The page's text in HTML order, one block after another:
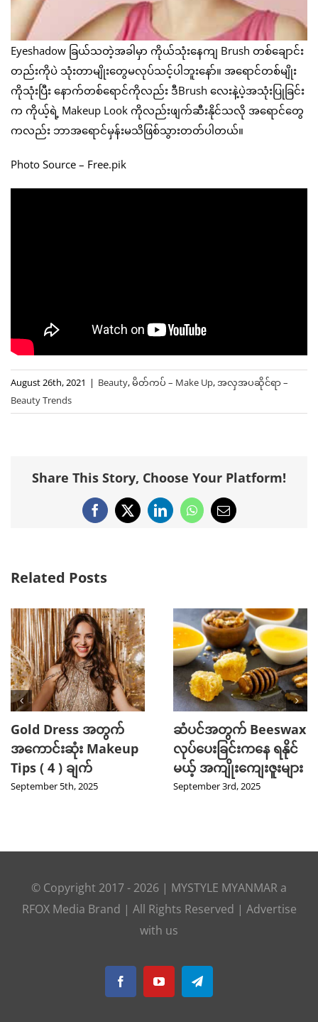
Eyeshadow ခြယ်သတဲ့အခါမှာ ကိုယ်သုံးနေကျ Brush တစ်ချောင်း
တည်းကိုပဲ သုံးတာမျိုးတွေမလုပ်သင့်ပါဘူးနော်။ အရောင်တစ်မျိုး
ကိုသုံးပြီး နောက်တစ်ရောင်ကိုလည်း ဒီBrush လေးနဲ့ပဲ့အသုံးပြုခြင်း
က ကိုယ့်ရဲ့ Makeup Look ကိုလည်းဖျက်ဆီးနိုင်သလို အရောင်တွေ
ကလည်း ဘာအရောင်မှန်းမသိဖြစ်သွားတတ်ပါတယ်။
Photo Source – Free.pik
August 26th, 2021 | Beauty,မိတ်ကပ် – Make Up,အလှအပဆိုင်ရာ –
Beauty Trends
Share This Story, Choose Your Platform!
Facebook
X LinkedInWhatsApp
Email
Related Posts
Gold Dress အတွက်
အကောင်းဆုံး Makeup
Tips ( 4 ) ချက်
September 5th, 2025
ဆံပင်အတွက် Beeswax
လုပ်ပေးခြင်းကနေ ရနိုင်
မယ့် အကျိုးကျေးဇူးများ
September 3rd, 2025
© Copyright 2017 - 2026 | MYSTYLE MYANMAR a
RFOX Media Brand | All Rights Reserved | Advertise
with us
FacebookYouTubeTelegram